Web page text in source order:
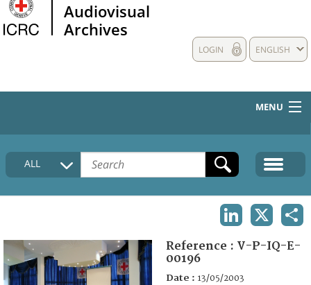
Audiovisual
Archives
ENGLISH
LOGIN
MENU
HOME
COLLECTIONS DESCRIPTION
FAQ
ALL
Reference : V-P-IQ-E-
00196
Date : 13/05/2003